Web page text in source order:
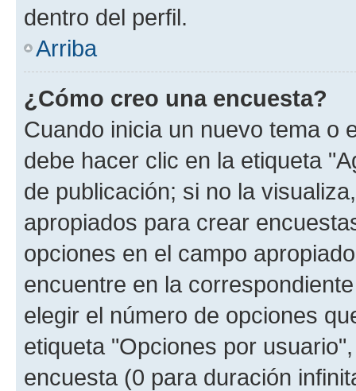
dentro del perfil.
Arriba
¿Cómo creo una encuesta?
Cuando inicia un nuevo tema o
debe hacer clic en la etiqueta
de publicación; si no la
apropiados para crear
opciones en el campo
encuentre en la
elegir el número de opciones
etiqueta "Opciones por
encuesta (0 para duración